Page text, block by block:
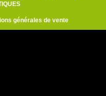
générales de vente